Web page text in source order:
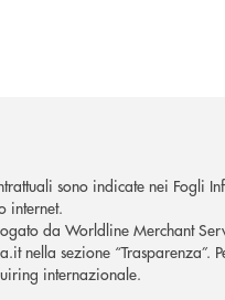
sono indicate nei Fogli
internet.
da Worldline Merchant
nella sezione “Trasparenza”.
internazionale.